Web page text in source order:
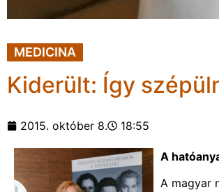
MEDICINA
Kiderült: Így
2015. október 8. 18:55
A
A magyar